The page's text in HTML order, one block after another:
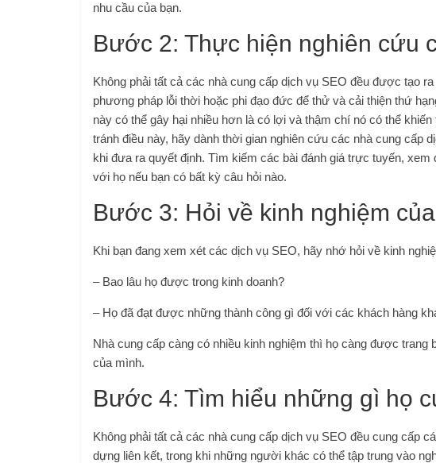
nhu cầu của bạn.
Bước 2: Thực hiện nghiên cứu
Không phải tất cả các nhà cung cấp dịch vụ SEO đều được tạo
phương pháp lỗi thời hoặc phi đạo đức để thử và cải thiện thứ
này có thể gây hại nhiều hơn là có lợi và thậm chí nó có thể
tránh điều này, hãy dành thời gian nghiên cứu các nhà cung cấp
khi đưa ra quyết định. Tìm kiếm các bài đánh giá trực tuyến,
với họ nếu bạn có bất kỳ câu hỏi nào.
Bước 3: Hỏi về kinh nghiệm
Khi bạn đang xem xét các dịch vụ SEO, hãy nhớ hỏi về kinh
– Bao lâu họ được trong kinh doanh?
– Họ đã đạt được những thành công gì đối với các khách hàng
Nhà cung cấp càng có nhiều kinh nghiệm thì họ càng được
của mình.
Bước 4: Tìm hiểu những gì họ
Không phải tất cả các nhà cung cấp dịch vụ SEO đều cung cấp
dựng liên kết, trong khi những người khác có thể tập trung vào